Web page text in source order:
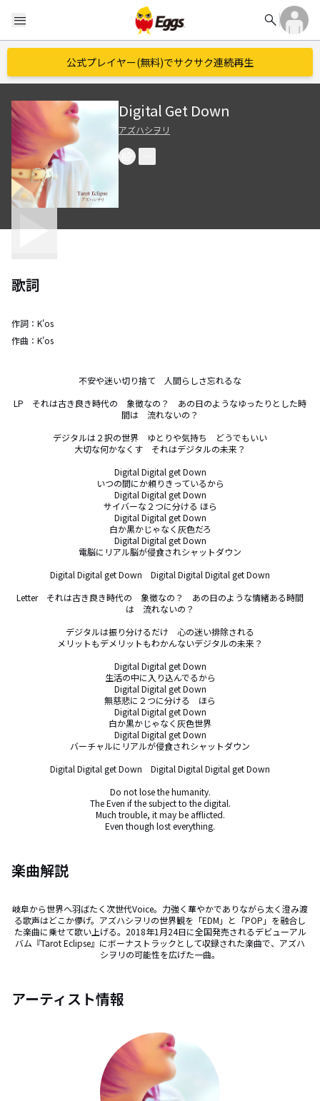
menu search
公式プレイヤー(無料)でサクサク連続再生
Digital Get Down
アズハシヲリ
歌詞
作詞： K'os
作曲： K'os
不安や迷い切り捨て　人間らしさ忘れるな
LP　それは古き良き時代の　象徴なの？　あの日のようなゆったりとした時
間は　流れないの？
デジタルは２択の世界　ゆとりや気持ち　どうでもいい
大切な何かなくす　それはデジタルの未来？
Digital Digital get Down
いつの間にか頼りきっているから
Digital Digital get Down
サイバーな２つに分ける ほら
Digital Digital get Down
白か黒かじゃなく灰色だろ
Digital Digital get Down
電脳にリアル脳が侵食されシャットダウン
Digital Digital get Down　Digital Digital Digital get Down
Letter　それは古き良き時代の　象徴なの？　あの日のような情緒ある時間
は　流れないの？
デジタルは振り分けるだけ　心の迷い排除される
メリットもデメリットもわかんないデジタルの未来？
Digital Digital get Down
生活の中に入り込んでるから
Digital Digital get Down
無慈悲に２つに分ける　ほら
Digital Digital get Down
白か黒かじゃなく灰色世界
Digital Digital get Down
バーチャルにリアルが侵食されシャットダウン
Digital Digital get Down　Digital Digital Digital get Down
Do not lose the humanity.
The Even if the subject to the digital.
Much trouble, it may be afflicted.
Even though lost everything.
楽曲解説
岐阜から世界へ羽ばたく次世代Voice。力強く華やかでありながら太く澄み渡
る歌声はどこか儚げ。アズハシヲリの世界観を「EDM」と「POP」を融合し
た楽曲に乗せて歌い上げる。2018年1月24日に全国発売されるデビューアル
バム『Tarot Eclipse』にボーナストラックとして収録された楽曲で、アズハ
シヲリの可能性を広げた一曲。
アーティスト情報